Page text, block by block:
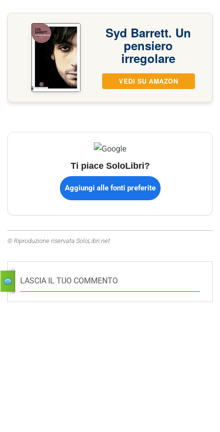
Syd Barrett. Un
pensiero
irregolare
VEDI SU AMAZON
Ti piace SoloLibri?
Aggiungi alle fonti preferite
© Riproduzione riservata SoloLibri.net
LASCIA IL TUO COMMENTO